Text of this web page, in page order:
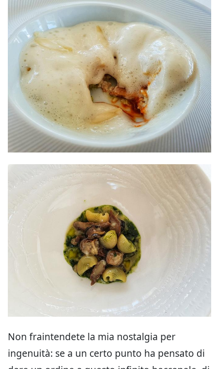
Non fraintendete la mia nostalgia per
ingenuità: se a un certo punto ha pensato di